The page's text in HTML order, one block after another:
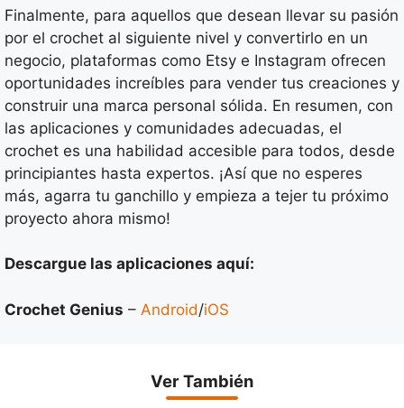
Finalmente, para aquellos que desean llevar su pasión
por el crochet al siguiente nivel y convertirlo en un
negocio, plataformas como Etsy e Instagram ofrecen
oportunidades increíbles para vender tus creaciones y
construir una marca personal sólida. En resumen, con
las aplicaciones y comunidades adecuadas, el
crochet es una habilidad accesible para todos, desde
principiantes hasta expertos. ¡Así que no esperes
más, agarra tu ganchillo y empieza a tejer tu próximo
proyecto ahora mismo!
Descargue las aplicaciones aquí:
Crochet Genius – Android/iOS
Ver También